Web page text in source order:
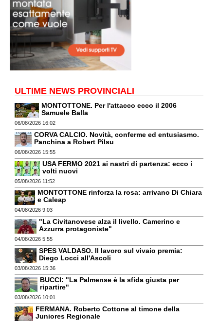
ULTIME NEWS PROVINCIALI
MONTOTTONE. Per l'attacco ecco il 2006
Samuele Balla
06/08/2026 16:02
CORVA CALCIO. Novità, conferme ed entusiasmo.
Panchina a Robert Pilsu
06/08/2026 15:55
USA FERMO 2021 ai nastri di partenza: ecco i
volti nuovi
05/08/2026 11:52
MONTOTTONE rinforza la rosa: arrivano Di Chiara
e Caleap
04/08/2026 9:03
"La Civitanovese alza il livello. Camerino e
Azzurra protagoniste"
04/08/2026 5:55
SPES VALDASO. Il lavoro sul vivaio premia:
Diego Locci all'Ascoli
03/08/2026 15:36
BUCCI: "La Palmense è la sfida giusta per
ripartire"
03/08/2026 10:01
FERMANA. Roberto Cottone al timone della
Juniores Regionale